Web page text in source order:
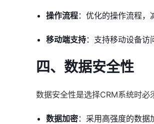
操作流程：优化的操作流程，
移动端支持：支持移动设备访
四、数据安全性
数据安全性是选择CRM系统时必
数据加密：采用高强度的数据